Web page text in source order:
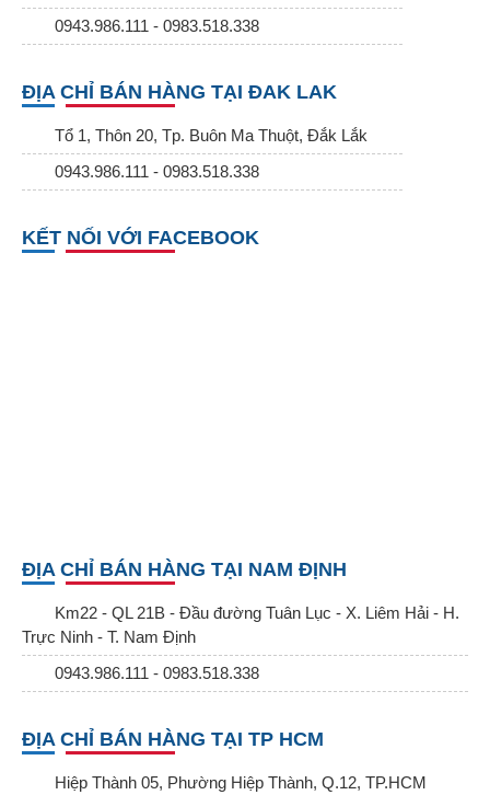
0943.986.111 - 0983.518.338
ĐỊA CHỈ BÁN HÀNG TẠI ĐAK LAK
Tổ 1, Thôn 20, Tp. Buôn Ma Thuột, Đắk Lắk
0943.986.111 - 0983.518.338
KẾT NỐI VỚI FACEBOOK
ĐỊA CHỈ BÁN HÀNG TẠI NAM ĐỊNH
Km22 - QL 21B - Đầu đường Tuân Lục - X. Liêm Hải - H.
Trực Ninh - T. Nam Định
0943.986.111 - 0983.518.338
ĐỊA CHỈ BÁN HÀNG TẠI TP HCM
Hiệp Thành 05, Phường Hiệp Thành, Q.12, TP.HCM